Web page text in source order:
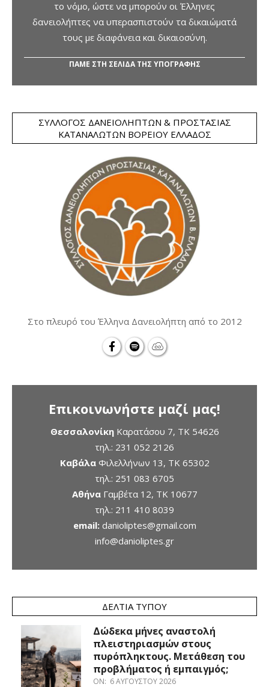
το νόμο, ώστε να μπορούν οι Έλληνες
δανειολήπτες να υπερασπιστούν τα δικαιώματά
τους με διαφάνεια και δικαιοσύνη.
ΠΑΜΕ ΣΤΗ ΣΕΛΙΔΑ ΤΗΣ ΥΠΟΓΡΑΦΗΣ
ΣΎΛΛΟΓΟΣ ΔΑΝΕΙΟΛΗΠΤΏΝ & ΠΡΟΣΤΑΣΊΑΣ
ΚΑΤΑΝΑΛΩΤΏΝ ΒΟΡΕΊΟΥ ΕΛΛΆΔΟΣ
Στο πλευρό του Έλληνα Δανειολήπτη από το 2012
Επικοινωνήστε μαζί μας!
ΘεσσαλονίκηΚαρατάσου 7, TK 54626
τηλ.: 231 052 2126
ΚαβάλαΦιλελλήνων 13, ΤΚ 65302
τηλ.: 251 083 6705
ΑθήναΓαμβέτα 12, ΤΚ 10677
τηλ.: 211 410 8039
email: danioliptes@gmail.com
info@danioliptes.gr
ΔΕΛΤΊΑ ΤΎΠΟΥ
Δώδεκα μήνες αναστολή
πλειστηριασμών στους
πυρόπληκτους. Μετάθεση του
προβλήματος ή εμπαιγμός;
ON: 6 ΑΥΓΟΎΣΤΟΥ 2026